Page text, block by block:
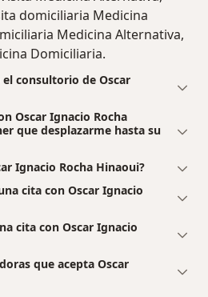
domiciliaria Medicina
Medicina Alternativa,
Domiciliaria.
consultorio de Oscar
Oscar Ignacio Rocha
que desplazarme hasta su
Ignacio Rocha Hinaoui?
cita con Oscar Ignacio
cita con Oscar Ignacio
que acepta Oscar